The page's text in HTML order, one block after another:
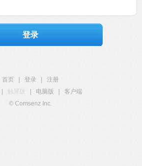
登录
首页 登录
注册
触屏版 电脑版
客户端
© Comsenz Inc.